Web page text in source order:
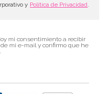
y Política de Privacidad.
mi consentimiento a recibir
mi e-mail y confirmo que he